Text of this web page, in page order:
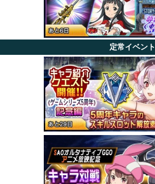
定常イベント